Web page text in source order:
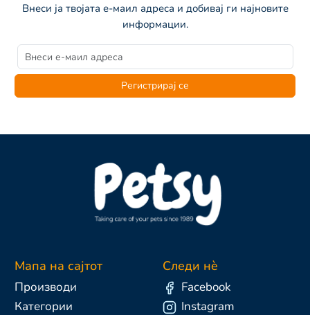
Внеси ја твојата е-маил адреса и добивај ги најновите
информации.
Регистрирај се
Мапа на сајтот
Производи
Категории
Следи нè
Facebook
Instagram